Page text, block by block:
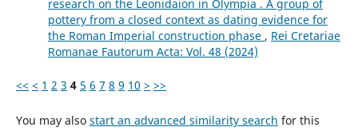
research on the Leonidaion in Olympia . A group of
pottery from a closed context as dating evidence for
the Roman Imperial construction phase , Rei Cretariae
Romanae Fautorum Acta: Vol. 48 (2024)
<< < 1 2 3 4 5 6 7 8 9 10 > >>
You may also start an advanced similarity search for this